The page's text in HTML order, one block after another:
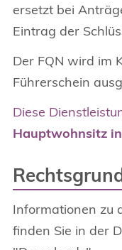
ersetzt bei
Eintrag der
Der FQN wird im
Führerschein
Diese
Hauptwohnsitz
Informationen zu
finden Sie in der